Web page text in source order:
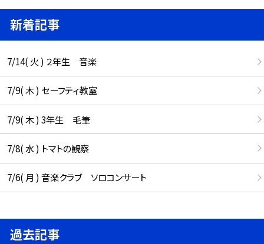
新着記事
7/14( 火 ) ２年生 音楽
7/9( 木 ) セーフティ教室
7/9( 木 ) 3年生 毛筆
7/8( 水 ) トマトの観察
7/6( 月 ) 音楽クラブ ソロコンサート
過去記事